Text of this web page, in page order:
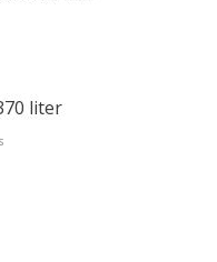
liter